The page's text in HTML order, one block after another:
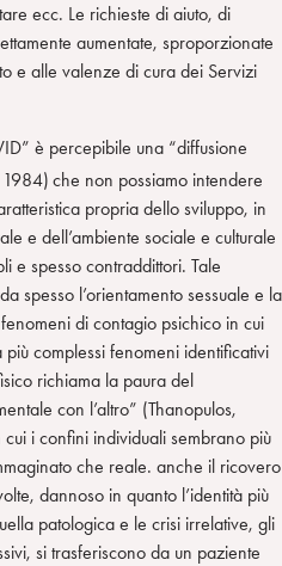
ecc. Le richieste di aiuto, di
aumentate, sproporzionate
e alle valenze di cura dei Servizi
è percepibile una “diffusione
1984) che non possiamo intendere
propria dello sviluppo, in
e dell’ambiente sociale e culturale
e spesso contraddittori. Tale
spesso l’orientamento sessuale e la
di contagio psichico in cui
più complessi fenomeni identificativi
richiama la paura del
con l’altro” (Thanopulos,
i confini individuali sembrano più
che reale. anche il ricovero
dannoso in quanto l’identità più
patologica e le crisi irrelative, gli
si trasferiscono da un paziente